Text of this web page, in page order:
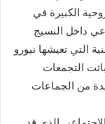
الكبيرة في
داخل النسيج
التي تعيشها نيورو
التجمعات
من الجماعات